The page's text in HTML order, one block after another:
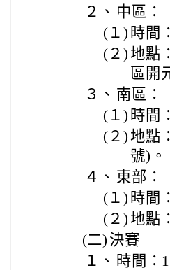
２、 中區：
(１) 時間
(２)地點
區開
３、 南區：
(１) 時間
(２)地點
號)。
４、 東部：
(１) 時間
(２)地點
(二) 決賽
１、 時間：